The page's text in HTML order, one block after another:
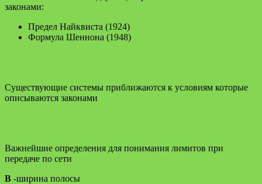
законами:
Предел Найквиста (1924)
Формула Шеннона (1948)
Существующие системы приближаются к условиям которые
описываются законами
Важнейшие определения для понимания лимитов при
передаче по сети
В -ширина полосы